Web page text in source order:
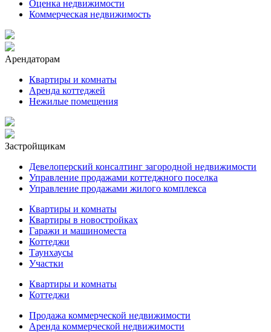
Оценка недвижимости
Коммерческая недвижимость
Арендаторам
Квартиры и комнаты
Аренда коттеджей
Нежилые помещения
Застройщикам
Девелоперский консалтинг загородной недвижимости
Управление продажами коттеджного поселка
Управление продажами жилого комплекса
Квартиры и комнаты
Квартиры в новостройках
Гаражи и машиноместа
Коттеджи
Таунхаусы
Участки
Квартиры и комнаты
Коттеджи
Продажа коммерческой недвижимости
Аренда коммерческой недвижимости